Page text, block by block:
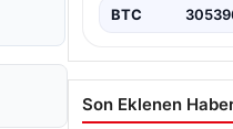
BTC
Son Eklenen